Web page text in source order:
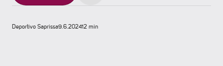
Deportivo Saprissa9.6.202412 min